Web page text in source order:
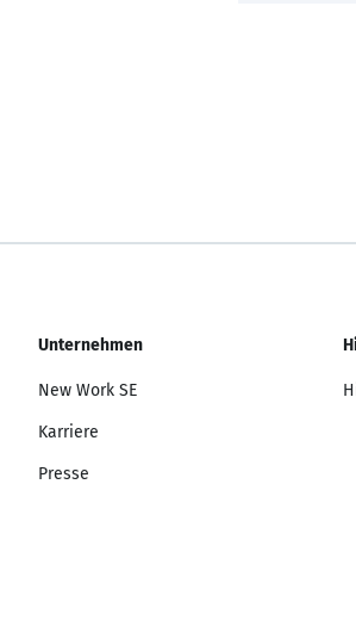
Unternehmen
New Work SE
Karriere
Presse